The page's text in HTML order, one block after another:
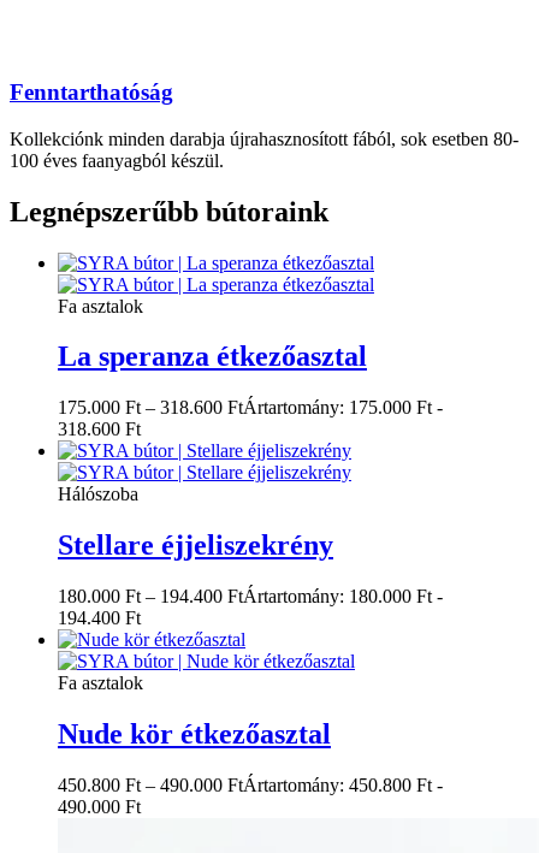
Fenntarthatóság
Kollekciónk minden darabja újrahasznosított fából, sok esetben 80-
100 éves faanyagból készül.
Legnépszerűbb bútoraink
Fa asztalok
La speranza étkezőasztal
175.000 Ft – 318.600 FtÁrtartomány: 175.000 Ft -
318.600 Ft
Hálószoba
Stellare éjjeliszekrény
180.000 Ft – 194.400 FtÁrtartomány: 180.000 Ft -
194.400 Ft
Fa asztalok
Nude kör étkezőasztal
450.800 Ft – 490.000 FtÁrtartomány: 450.800 Ft -
490.000 Ft